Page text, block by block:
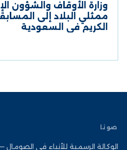
وزارة الأوقاف والشؤون
ممثلي البلاد إلى
الكريم في السعودية
صونا
الوكالة الرسمية للأنباء في